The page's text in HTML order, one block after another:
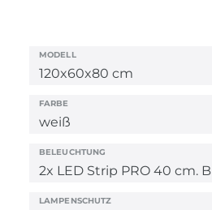
MODELL
FARBE
BELEUCHTUNG
LAMPENSCHUTZ